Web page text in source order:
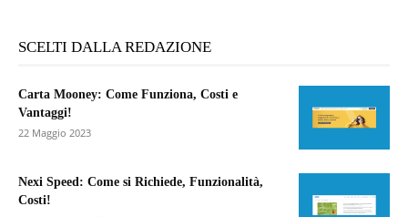
SCELTI DALLA REDAZIONE
Carta Mooney: Come Funziona, Costi e
Vantaggi!
22 Maggio 2023
Nexi Speed: Come si Richiede, Funzionalità,
Costi!